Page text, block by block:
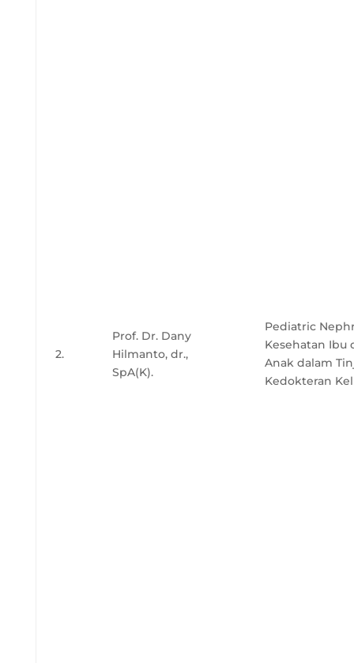
2.
Prof. Dr. Dany
Hilmanto, dr.,
SpA(K).
Pediatric
Kesehatan Ibu
Anak dalam
Kedokteran